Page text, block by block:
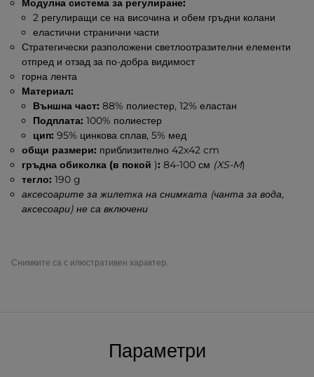
Модулна система за регулиране:
2 регулиращи се на височина и обем гръдни колани
еластични странични части
Стратегически разположени светлоотразителни елементи
отпред и отзад за по-добра видимост
горна лента
Материал:
Външна част: 88% полиестер, 12% еластан
Подплата: 100% полиестер
цип: 95% цинкова сплав, 5% мед
общи размери: приблизително 42x42 cm
гръдна обиколка (в покой ): 84-100 см (XS-M)
тегло:190 g
аксесоарите за жилетка на снимката (чанта за вода,
аксесоари) не са включени
Снимките са с илюстративен характер.
Параметри